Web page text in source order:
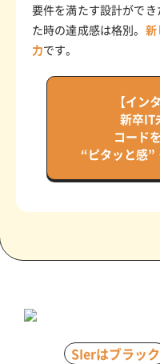
要件を満たす設計がで
た時の達成感は格別。 新
力です。
【イン
新卒IT
コード
“ピタッと感”
SIerはブラック